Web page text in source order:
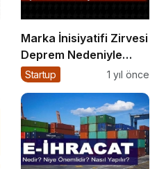
Marka İnisiyatifi Zirvesi
Deprem Nedeniyle
Ertelendi
Startup 1 yıl önce